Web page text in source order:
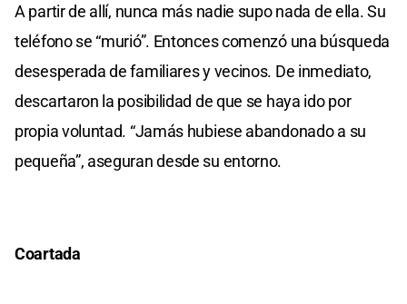
A partir de allí, nunca más nadie supo nada de ella. Su
teléfono se “murió”. Entonces comenzó una búsqueda
desesperada de familiares y vecinos. De inmediato,
descartaron la posibilidad de que se haya ido por
propia voluntad. “Jamás hubiese abandonado a su
pequeña”, aseguran desde su entorno.
Coartada